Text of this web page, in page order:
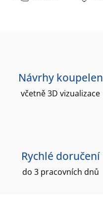
Návrhy koupelen
včetně 3D vizualizace
Rychlé doručení
do 3 pracovních dnů